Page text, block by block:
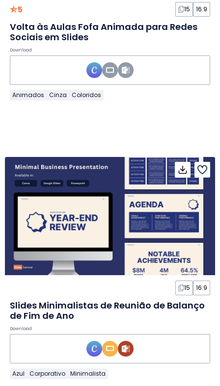
5 15 16:9
Volta às Aulas Fofa Animada para Redes
Sociais em Slides
Download
Animados Cinza Coloridos
15 16:9
Slides Minimalistas de Reunião de Balanço
de Fim de Ano
Download
Azul Corporativo Minimalista